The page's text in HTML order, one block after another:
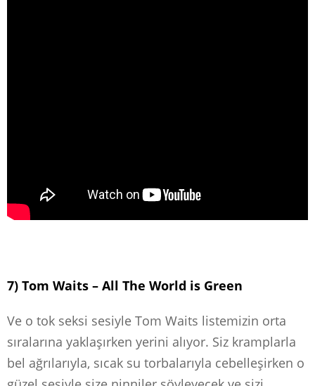
7) Tom Waits – All The World is Green
Ve o tok seksi sesiyle Tom Waits listemizin orta
sıralarına yaklaşırken yerini alıyor. Siz kramplarla
bel ağrılarıyla, sıcak su torbalarıyla cebelleşirken o